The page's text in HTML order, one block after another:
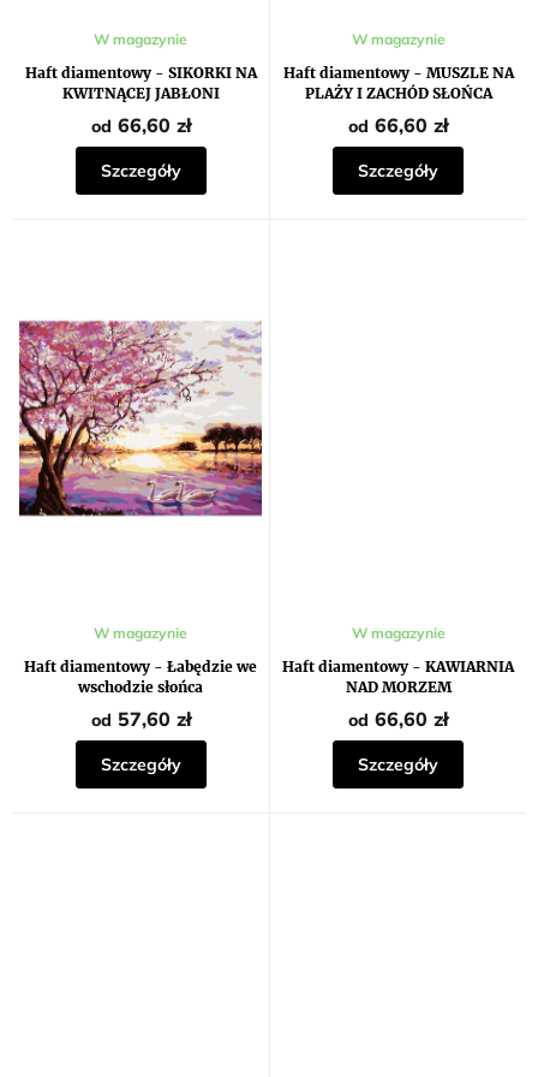
Haft diamentowy - SIKORKI NA
KWITNĄCEJ JABŁONI
W magazynie
od 66,60 zł
Szczegóły
Haft diamentowy - MUSZLE NA
PLAŻY I ZACHÓD SŁOŃCA
W magazynie
od 66,60 zł
Szczegóły
Haft diamentowy - Łabędzie we
wschodzie słońca
Średnia
ocena
produktu
wynosi
5,0
na
5
gwiazdek.
W magazynie
od 57,60 zł
Szczegóły
Haft diamentowy - KAWIARNIA
NAD MORZEM
W magazynie
od 66,60 zł
Szczegóły